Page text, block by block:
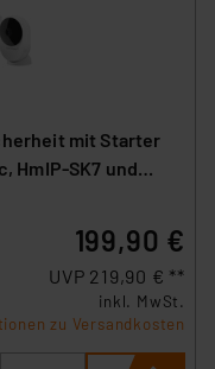
mit Starter
HmIP-SK7 und
199,90 €
UVP 219,90 € **
inkl. MwSt.
zu Versandkosten